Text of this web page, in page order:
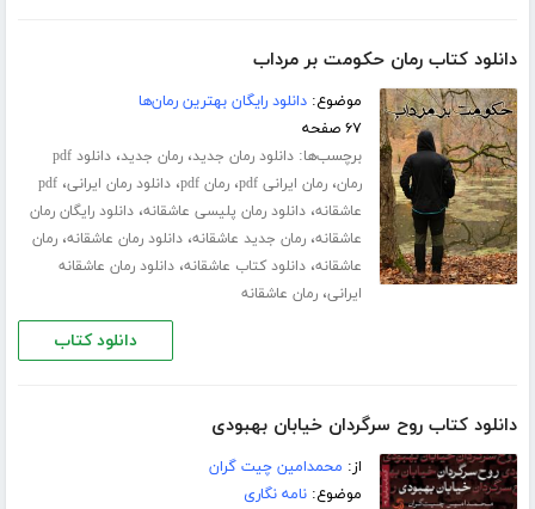
دانلود کتاب رمان حکومت بر مرداب
موضوع:دانلود رایگان بهترین رمان‌ها
۶۷ صفحه
برچسب‌ها:دانلود رمان جدید،رمان جدید،
دانلود pdf
رمان،رمان ایرانی pdf ،رمان pdf ،دانلود رمان ایرانی،pdf
عاشقانه،دانلود رمان پلیسی عاشقانه،دانلود رایگان رمان
عاشقانه،رمان جدید عاشقانه،دانلود رمان عاشقانه،رمان
عاشقانه،دانلود کتاب عاشقانه،دانلود رمان عاشقانه
ایرانی،رمان عاشقانه
دانلود کتاب
دانلود کتاب روح سرگردان خیابان بهبودی
از: محمدامین چیت گران
موضوع:نامه نگاری